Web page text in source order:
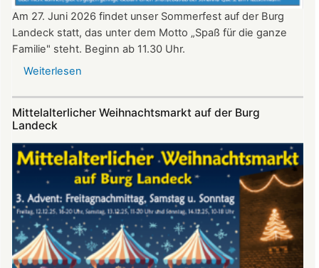
Am 27. Juni 2026 findet unser Sommerfest auf der Burg
Landeck statt, das unter dem Motto „Spaß für die ganze
Familie" steht. Beginn ab 11.30 Uhr.
Weiterlesen
Burg
Mittelalterlicher Weihnachtsmarkt auf der Burg
Landeck